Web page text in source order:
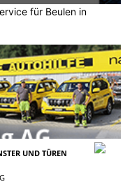
für Beulen in
FL – Hilfe, wenn